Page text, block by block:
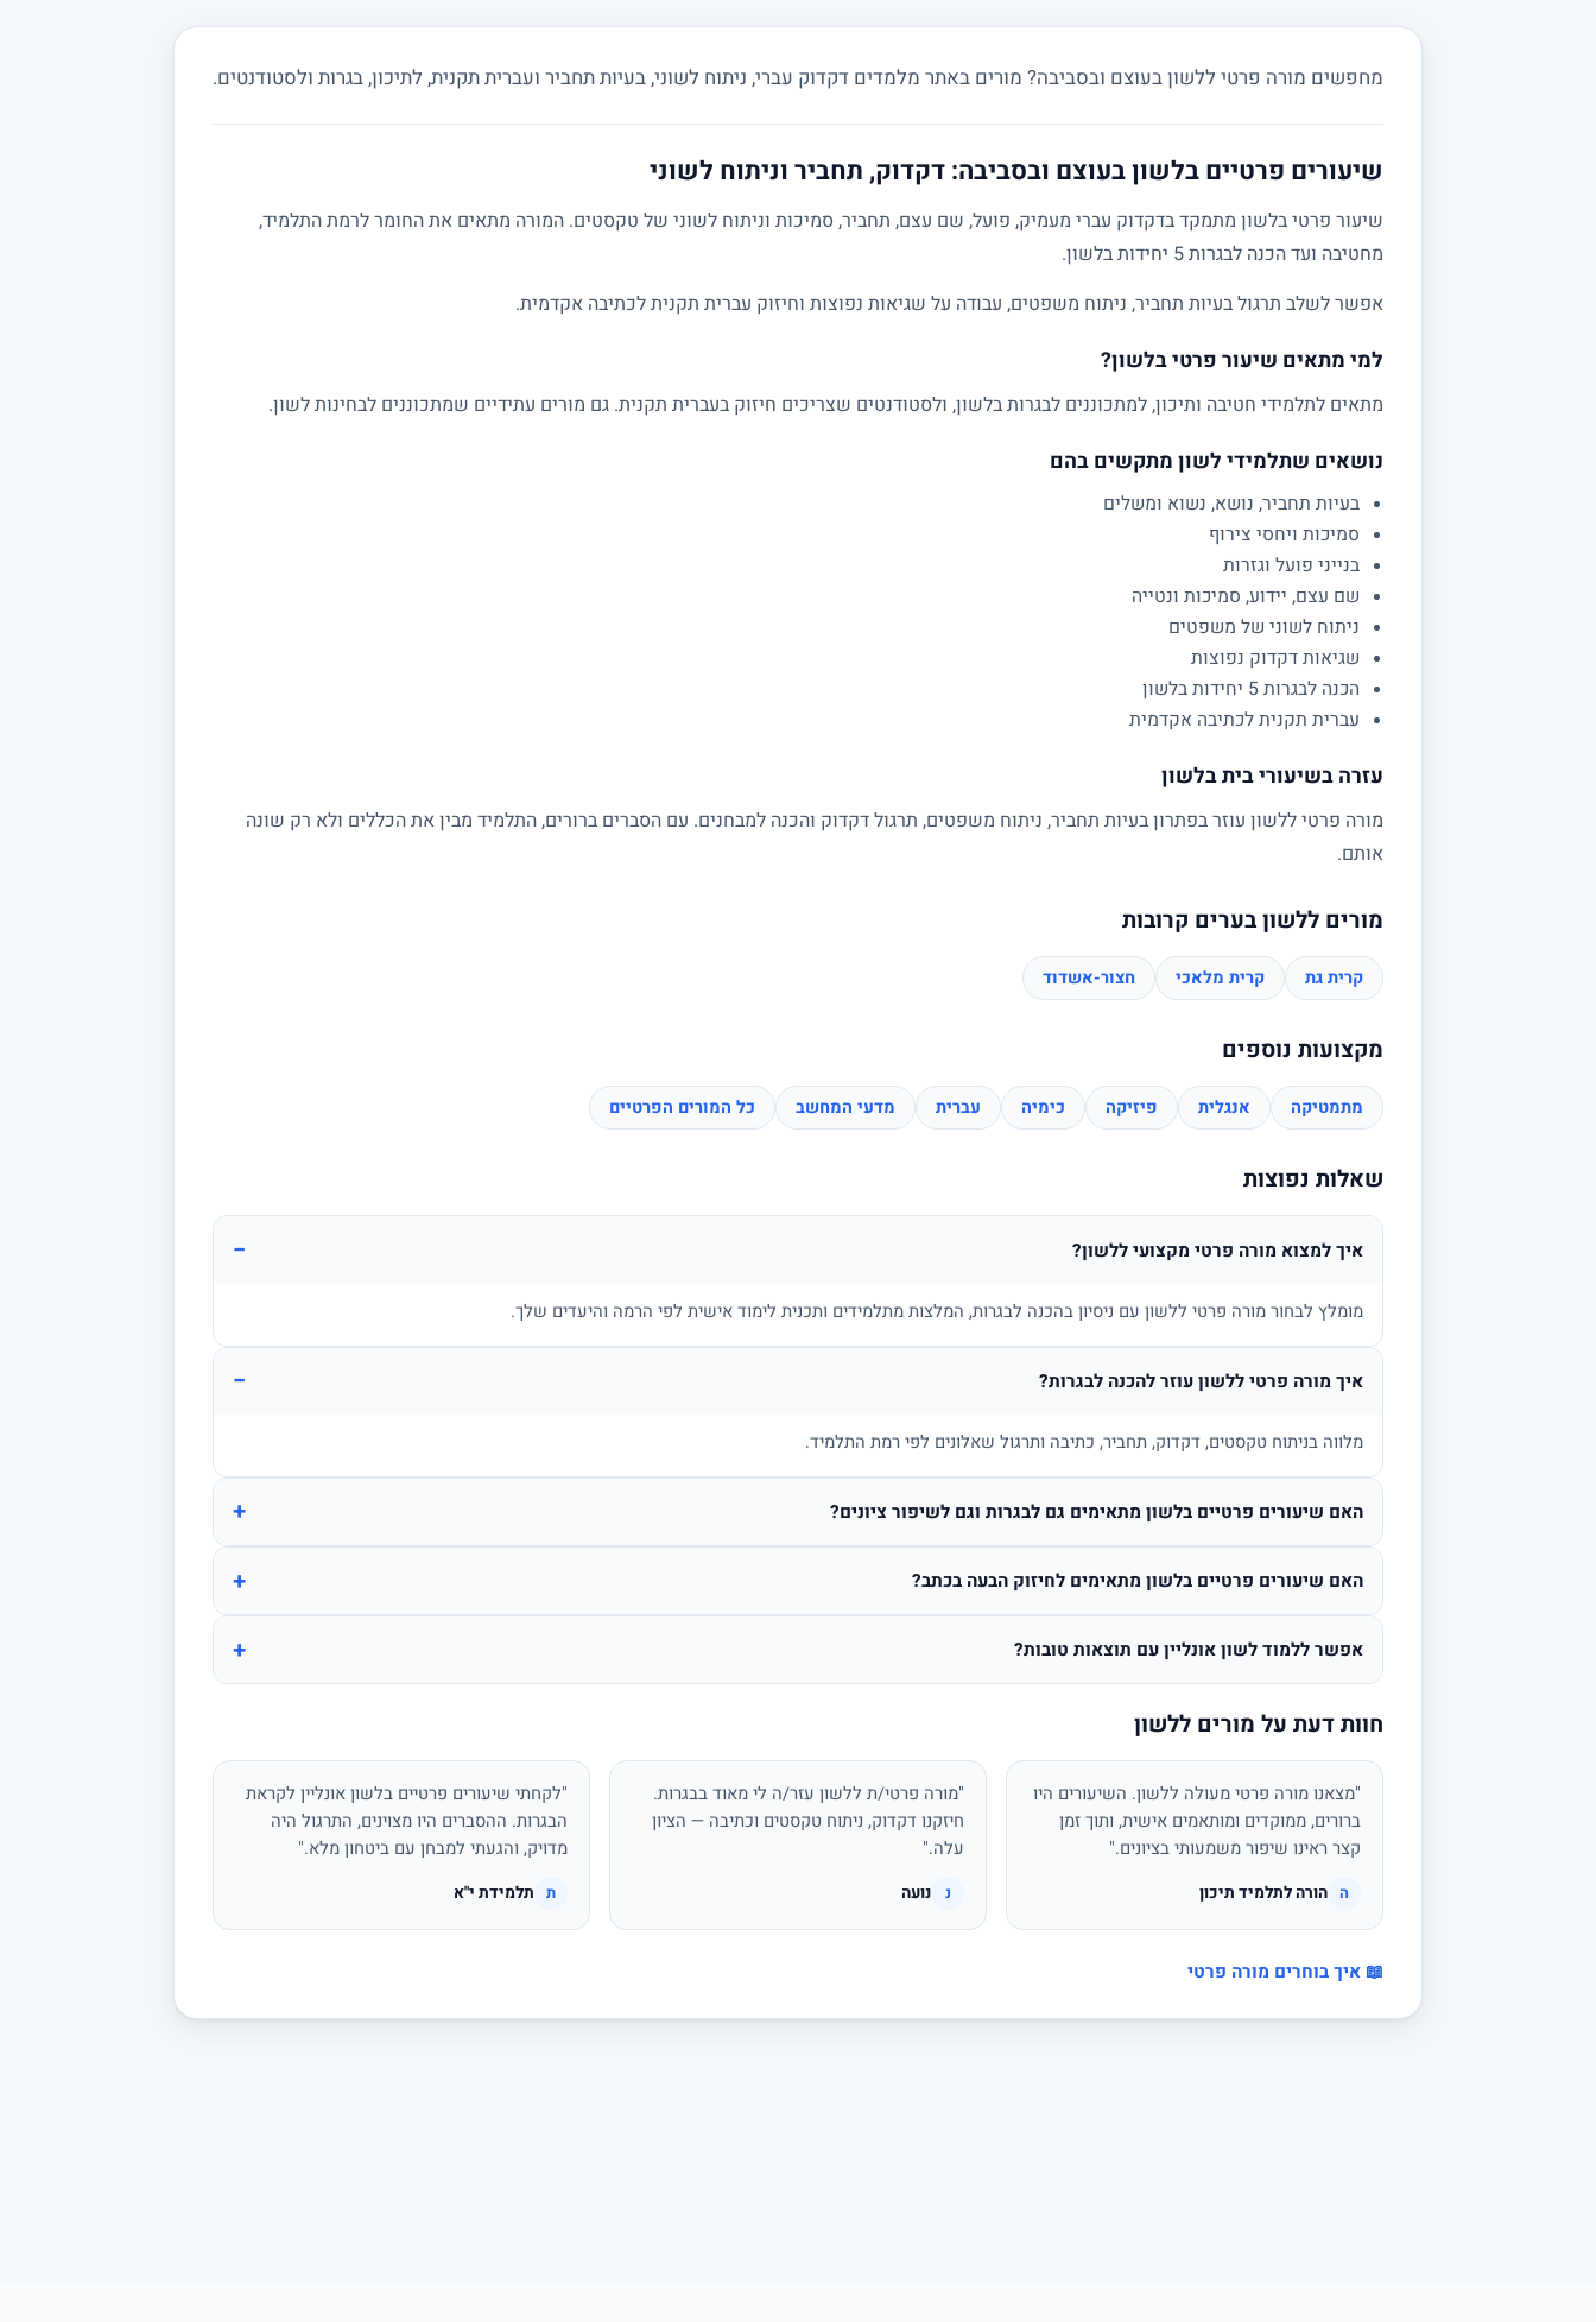
מחפשים מורה פרטי ללשון בעוצם ובסביבה? מורים באתר מלמדים דקדוק עברי, ניתוח לשוני, בעיות תחביר ועברית תקנית, לתיכון, בגרות ולסטודנטים.
שיעורים פרטיים בלשון בעוצם ובסביבה: דקדוק, תחביר וניתוח לשוני
שיעור פרטי בלשון מתמקד בדקדוק עברי מעמיק, פועל, שם עצם, תחביר, סמיכות וניתוח לשוני של טקסטים. המורה מתאים את החומר לרמת התלמיד,
מחטיבה ועד הכנה לבגרות 5 יחידות בלשון.
אפשר לשלב תרגול בעיות תחביר, ניתוח משפטים, עבודה על שגיאות נפוצות וחיזוק עברית תקנית לכתיבה אקדמית.
למי מתאים שיעור פרטי בלשון?
מתאים לתלמידי חטיבה ותיכון, למתכוננים לבגרות בלשון, ולסטודנטים שצריכים חיזוק בעברית תקנית. גם מורים עתידיים שמתכוננים לבחינות לשון.
נושאים שתלמידי לשון מתקשים בהם
בעיות תחביר, נושא, נשוא ומשלים
סמיכות ויחסי צירוף
בנייני פועל וגזרות
שם עצם, יידוע, סמיכות ונטייה
ניתוח לשוני של משפטים
שגיאות דקדוק נפוצות
הכנה לבגרות 5 יחידות בלשון
עברית תקנית לכתיבה אקדמית
עזרה בשיעורי בית בלשון
מורה פרטי ללשון עוזר בפתרון בעיות תחביר, ניתוח משפטים, תרגול דקדוק והכנה למבחנים. עם הסברים ברורים, התלמיד מבין את הכללים ולא רק שונה
אותם.
מורים ללשון בערים קרובות
קרית גת קרית מלאכי חצור-אשדוד
מקצועות נוספים
מתמטיקה אנגלית פיזיקה כימיה עברית מדעי המחשב כל המורים הפרטיים
שאלות נפוצות
איך למצוא מורה פרטי מקצועי ללשון? −
מומלץ לבחור מורה פרטי ללשון עם ניסיון בהכנה לבגרות, המלצות מתלמידים ותכנית לימוד אישית לפי הרמה והיעדים שלך.
איך מורה פרטי ללשון עוזר להכנה לבגרות? −
מלווה בניתוח טקסטים, דקדוק, תחביר, כתיבה ותרגול שאלונים לפי רמת התלמיד.
האם שיעורים פרטיים בלשון מתאימים גם לבגרות וגם לשיפור ציונים? +
האם שיעורים פרטיים בלשון מתאימים לחיזוק הבעה בכתב? +
אפשר ללמוד לשון אונליין עם תוצאות טובות? +
חוות דעת על מורים ללשון
"מצאנו מורה פרטי מעולה ללשון. השיעורים היו
ברורים, ממוקדים ומותאמים אישית, ותוך זמן
קצר ראינו שיפור משמעותי בציונים."
ה הורה לתלמיד תיכון
"מורה פרטי/ת ללשון עזר/ה לי מאוד בבגרות.
חיזקנו דקדוק, ניתוח טקסטים וכתיבה — הציון
עלה."
נ נועה
"לקחתי שיעורים פרטיים בלשון אונליין לקראת
הבגרות. ההסברים היו מצוינים, התרגול היה
מדויק, והגעתי למבחן עם ביטחון מלא."
ת תלמידת י"א
📖 איך בוחרים מורה פרטי